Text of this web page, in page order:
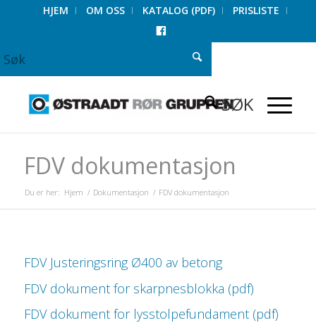
HJEM OM OSS KATALOG (PDF)
PRISLISTE
FDV dokumentasjon
Du er her: Hjem / Dokumentasjon / FDV dokumentasjon
FDV Justeringsring Ø400 av betong
FDV dokument for skarpnesblokka (pdf)
FDV dokument for lysstolpefundament (pdf)